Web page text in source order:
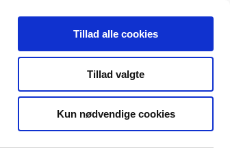
Tillad alle cookies
Tillad valgte
Kun nødvendige cookies
Særlige
produktområder